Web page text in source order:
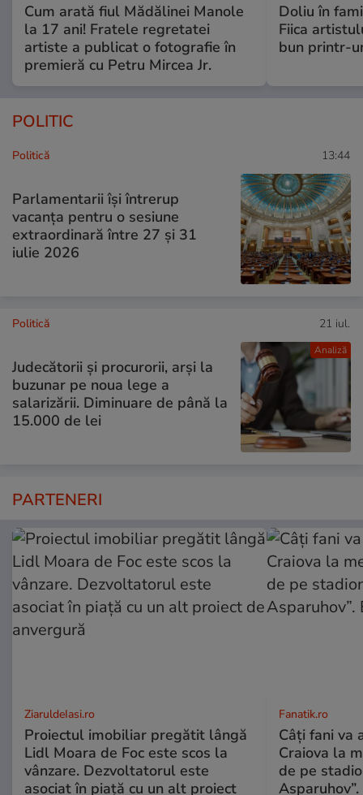
Cum arată fiul Mădălinei Manole
la 17 ani! Fratele regretatei
artiste a publicat o fotografie în
premieră cu Petru Mircea Jr.
Doliu în
Fiica
bun printr-
POLITIC
Politică 13:44
Parlamentarii își întrerup
vacanța pentru o sesiune
extraordinară între 27 și 31
iulie 2026
Analiză
Politică 21 iul.
Judecătorii și procurorii, arși la
buzunar pe noua lege a
salarizării. Diminuare de până la
15.000 de lei
PARTENERI
ZiaruldeIasi.ro
Proiectul imobiliar pregătit lângă
Lidl Moara de Foc este scos la
vânzare. Dezvoltatorul este
asociat în piață cu un alt proiect
Fanatik.ro
Câți fani va
Craiova la
de pe